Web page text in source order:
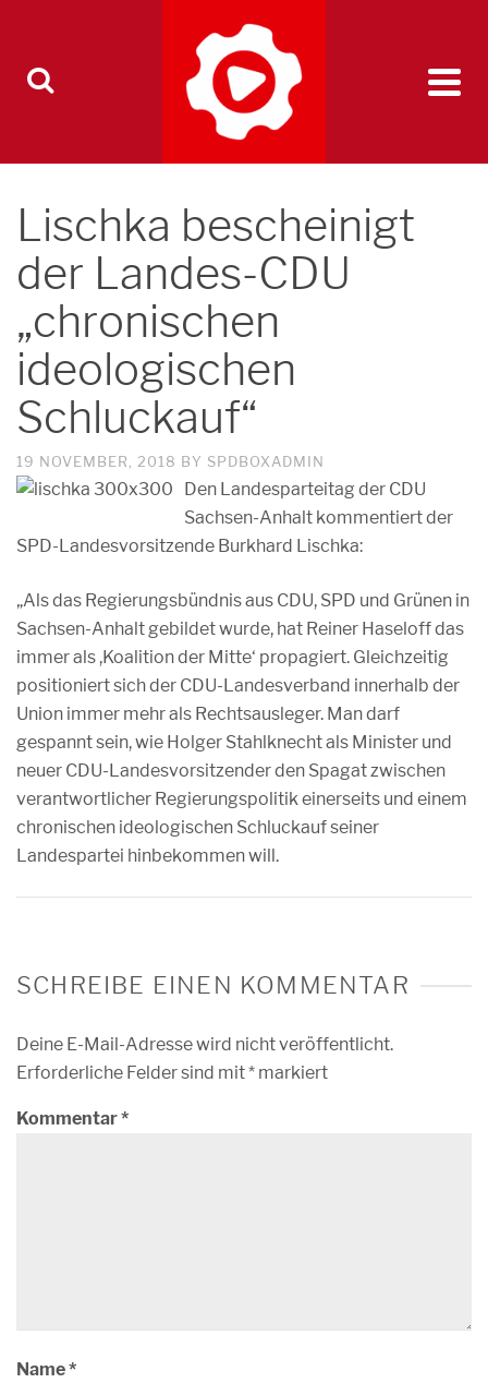
Lischka bescheinigt
der Landes-CDU
„chronischen
ideologischen
Schluckauf“
19 NOVEMBER, 2018 BY SPDBOXADMIN
Den Landesparteitag der CDU
Sachsen-Anhalt kommentiert der
SPD-Landesvorsitzende Burkhard Lischka:
„Als das Regierungsbündnis aus CDU, SPD und Grünen in
Sachsen-Anhalt gebildet wurde, hat Reiner Haseloff das
immer als ,Koalition der Mitte‘ propagiert. Gleichzeitig
positioniert sich der CDU-Landesverband innerhalb der
Union immer mehr als Rechtsausleger. Man darf
gespannt sein, wie Holger Stahlknecht als Minister und
neuer CDU-Landesvorsitzender den Spagat zwischen
verantwortlicher Regierungspolitik einerseits und einem
chronischen ideologischen Schluckauf seiner
Landespartei hinbekommen will.
SCHREIBE EINEN KOMMENTAR
Deine E-Mail-Adresse wird nicht veröffentlicht.
Erforderliche Felder sind mit* markiert
Kommentar*
Name*